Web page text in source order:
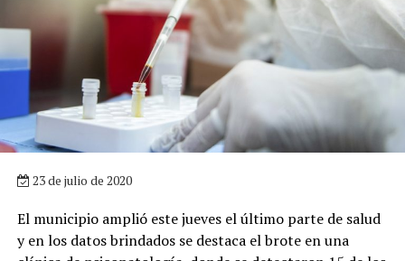
23 de julio de 2020
El municipio amplió este jueves el último parte de salud
y en los datos brindados se destaca el brote en una